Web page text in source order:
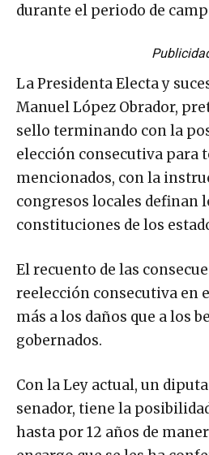
durante el periodo de
La Presidenta Electa y
Manuel López Obrador,
sello terminando con la
elección consecutiva para
mencionados, con la
congresos locales definan
constituciones de los
El recuento de las
reelección consecutiva en
más a los daños que a los
gobernados.
Con la Ley actual, un
senador, tiene la
hasta por 12 años de